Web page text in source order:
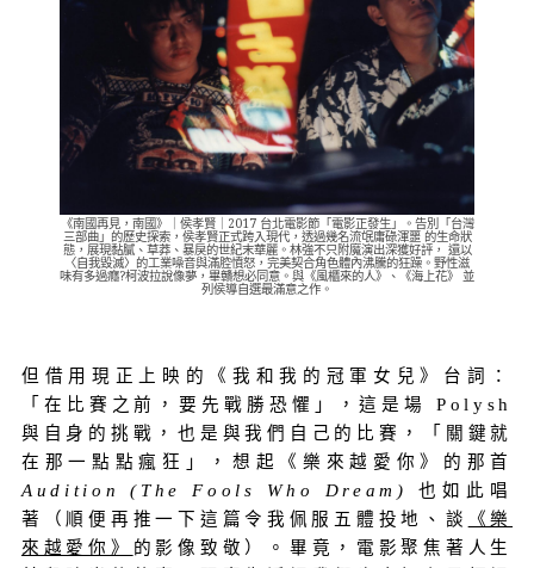
《南國再見，南國》｜侯孝賢｜2017 台北電影節「電影正發生」。告別「台灣
三部曲」的歷史探索，侯孝賢正式跨入現代，透過幾名流氓庸碌渾噩 的生命狀
態，展現黏膩、草莽、暴戾的世紀末華麗。林強不只附魔演出深獲好評， 還以
〈自我毀滅〉的工業噪音與滿腔憤怒，完美契合角色體內沸騰的狂躁。野性滋
味有多過癮?柯波拉說像夢，畢贛想必同意。與《風櫃來的人》、《海上花》 並
列侯導自選最滿意之作。
但借用現正上映的《我和我的冠軍女兒》台詞：
「在比賽之前，要先戰勝恐懼」，這是場 Polysh
與自身的挑戰，也是與我們自己的比賽，「關鍵就
在那一點點瘋狂」，想起
《樂來越愛你》的那首
Audition (The Fools Who Dream)
也如此唱
著（順便再推一下這篇令我佩服五體投地、談
《樂
來越愛你》 的影像致敬 ）。畢竟， 電影聚焦著人生